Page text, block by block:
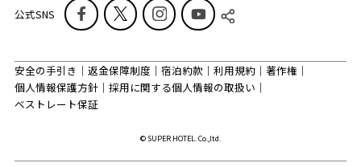
公式SNS
安全の手引き 返金保障制度 宿泊約款 利用規約
著作権
個人情報保護方針
採用に関する個人情報の取扱い
ベストレート保証
© SUPER HOTEL. Co.,ltd.